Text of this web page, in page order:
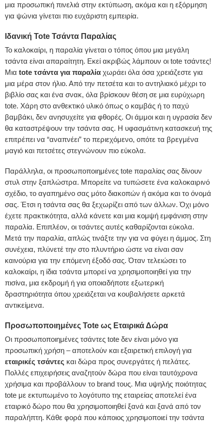
μια προσωπική πινελιά στην εκτύπωση, ακόμα και η εξόρμηση
για ψώνια γίνεται πιο ευχάριστη εμπειρία.
Ιδανική Tote Τσάντα Παραλίας
Το καλοκαίρι, η παραλία γίνεται ο τόπος όπου μια μεγάλη
τσάντα είναι απαραίτητη. Εκεί ακριβώς λάμπουν οι tote τσάντες!
Μια tote τσάντα για παραλία χωράει όλα όσα χρειάζεστε για
μια μέρα στον ήλιο. Από την πετσέτα και το αντηλιακό μέχρι το
βιβλίο σας και ένα σνακ, όλα βρίσκουν θέση σε μια ευρύχωρη
tote. Χάρη στο ανθεκτικό υλικό όπως ο καμβάς ή το παχύ
βαμβάκι, δεν ανησυχείτε για φθορές. Οι άμμοι και η υγρασία δεν
θα καταστρέψουν την τσάντα σας. Η υφασμάτινη κατασκευή της
επιτρέπει να “αναπνέει” το περιεχόμενο, οπότε τα βρεγμένα
μαγιό και πετσέτες στεγνώνουν πιο εύκολα.
Παράλληλα, οι προσωποποιημένες tote παραλίας σας δίνουν
στυλ στην ξαπλώστρα. Μπορείτε να τυπώσετε ένα καλοκαιρινό
σχέδιο, το αγαπημένο σας μότο διακοπών ή ακόμα και το όνομά
σας. Έτσι η τσάντα σας θα ξεχωρίζει από των άλλων. Όχι μόνο
έχετε πρακτικότητα, αλλά κάνετε και μια κομψή εμφάνιση στην
παραλία. Επιπλέον, οι τσάντες αυτές καθαρίζονται εύκολα.
Μετά την παραλία, απλώς τινάξτε την για να φύγει η άμμος. Στη
συνέχεια, πλύνετέ την στο πλυντήριο ώστε να είναι σαν
καινούρια για την επόμενη έξοδό σας. Όταν τελειώσει το
καλοκαίρι, η ίδια τσάντα μπορεί να χρησιμοποιηθεί για την
πισίνα, μια εκδρομή ή για οποιαδήποτε εξωτερική
δραστηριότητα όπου χρειάζεται να κουβαλήσετε αρκετά
αντικείμενα.
Προσωποποιημένες Tote ως Εταιρικά Δώρα
Οι προσωποποιημένες τσάντες tote δεν είναι μόνο για
προσωπική χρήση – αποτελούν και εξαιρετική επιλογή για
εταιρικές τσάντες και δώρα προς συνεργάτες ή πελάτες.
Πολλές επιχειρήσεις αναζητούν δώρα που είναι ταυτόχρονα
χρήσιμα και προβάλλουν το brand τους. Μια υψηλής ποιότητας
tote με εκτυπωμένο το λογότυπο της εταιρείας αποτελεί ένα
εταιρικό δώρο που θα χρησιμοποιηθεί ξανά και ξανά από τον
παραλήπτη. Κάθε φορά που κάποιος χρησιμοποιεί την τσάντα